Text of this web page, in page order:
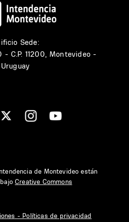
Sede:
- C.P. 11200, Montevideo -
Uruguay
de Montevideo están
bajoCreative Commons
- Políticas de privacidad